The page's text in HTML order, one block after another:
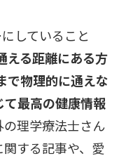
していること
える距離にある方
で物理的に通えな
最高の健康情報
理学療法士さん
する記事や、愛